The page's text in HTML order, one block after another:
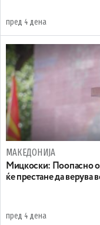
пред 4 дена
МАКЕДОНИЈА
Мицкоски: Поопасно
ќе престане да верува
пред 4 дена